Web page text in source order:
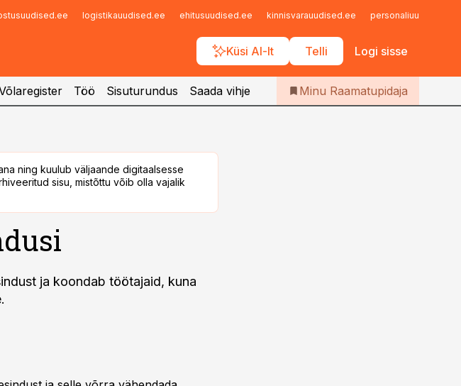
logistikauudised.ee ehitusuudised.ee kinnisvarauudised.ee personaliuudised.ee
Küsi AI-lt Telli Logi sisse
Iseteenindus
Telli Raamatupidaja
Töö Sisuturundus Saada vihje Minu Raamatupidaja
ning kuulub väljaande digitaalsesse
sisu, mistõttu võib olla vajalik
ja koondab töötajaid, kuna